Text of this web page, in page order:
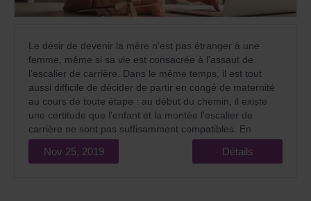
Le désir de devenir la mère n'est pas étranger à une
femme, même si sa vie est consacrée à l'assaut de
l’escalier de carrière. Dans le même temps, il est tout
aussi difficile de décider de partir en congé de maternité
au cours de toute étape : au début du chemin, il existe
une certitude que l'enfant et la montée l’escalier de
carrière ne sont pas suffisamment compatibles. En
occuprnt un poste dirigeant, la peur apparaît de perdre
le contrôle et de ne pas répondre aux attentes.
Nov 25, 2019 Détails